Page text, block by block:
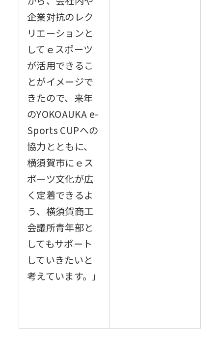
企業対抗のレク
リエーションと
してｅスポーツ
が活用できるこ
とがイメージで
きたので、来年
のYOKOAUKA e-
Sports CUPへの
協力とともに、
横須賀市にｅス
ポーツ文化が広
く定着できるよ
う、横須賀商工
会議所青年部と
してもサポート
していきたいと
考えています。」